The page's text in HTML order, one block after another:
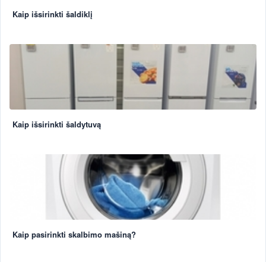
Kaip išsirinkti šaldiklį
Kaip išsirinkti šaldytuvą
Kaip pasirinkti skalbimo mašiną?